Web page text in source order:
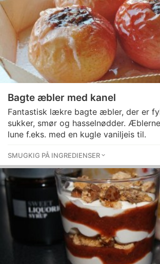
Bagte æbler med kanel
Fantastisk lækre bagte æbler, der er
sukker, smør og hasselnødder.
lune f.eks. med en kugle vaniljeis til.
SMUGKIG PÅ INGREDIENSER